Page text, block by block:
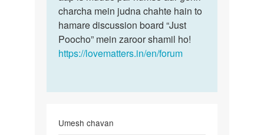
charcha mein judna chahte hain to
hamare discussion board “Just
Poocho” mein zaroor shamil ho!
https://lovematters.in/en/forum
Umesh chavan